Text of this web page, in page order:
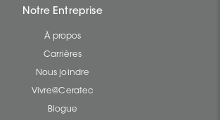
Notre Entreprise
À propos
Carrières
Nous joindre
Vivre@Ceratec
Blogue